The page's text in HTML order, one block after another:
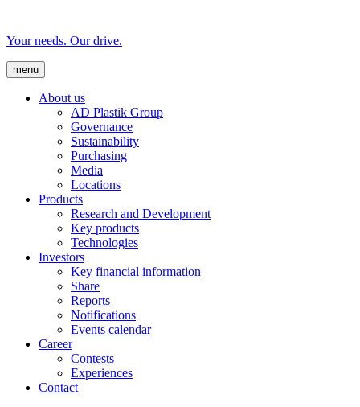
Your needs. Our drive.
menu
About us
AD Plastik Group
Governance
Sustainability
Purchasing
Media
Locations
Products
Research and Development
Key products
Technologies
Investors
Key financial information
Share
Reports
Notifications
Events calendar
Career
Contests
Experiences
Contact